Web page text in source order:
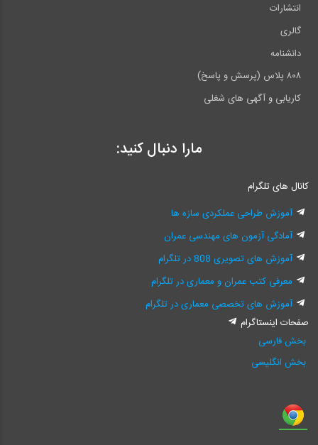
انتشارات
گالری
دانشنامه
۸۰۸ پلاس (پرسش و پاسخ)
کاریابی و آگهی های شغلی
مارا دنبال کنید:
کانال های تلگرام
آموزش طراحی عملکردی سازه ها
آمادگی آزمون های مهندسی عمران
آموزش های تصویری 808 در تلگرام
معرفی کتب عمران و معماری در تلگرام
آموزش های تخصصی معماری در تلگرام
صفحات اینستاگرام
بخش فارسی
بخش انگلیسی